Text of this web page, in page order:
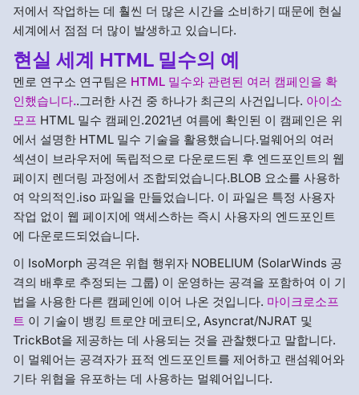
저에서 작업하는 데 훨씬 더 많은 시간을 소비하기 때문에 현실
세계에서 점점 더 많이 발생하고 있습니다.
현실 세계 HTML 밀수의 예
멘로 연구소 연구팀은 HTML 밀수와 관련된 여러 캠페인을 확
인했습니다..그러한 사건 중 하나가 최근의 사건입니다. 아이소
모프 HTML 밀수 캠페인.2021년 여름에 확인된 이 캠페인은 위
에서 설명한 HTML 밀수 기술을 활용했습니다.멀웨어의 여러
섹션이 브라우저에 독립적으로 다운로드된 후 엔드포인트의 웹
페이지 렌더링 과정에서 조합되었습니다.BLOB 요소를 사용하
여 악의적인.iso 파일을 만들었습니다. 이 파일은 특정 사용자
작업 없이 웹 페이지에 액세스하는 즉시 사용자의 엔드포인트
에 다운로드되었습니다.
이 IsoMorph 공격은 위협 행위자 NOBELIUM (SolarWinds 공
격의 배후로 추정되는 그룹) 이 운영하는 공격을 포함하여 이 기
법을 사용한 다른 캠페인에 이어 나온 것입니다. 마이크로소프
트 이 기술이 뱅킹 트로얀 메코티오, Asyncrat/NJRAT 및
TrickBot을 제공하는 데 사용되는 것을 관찰했다고 말합니다.
이 멀웨어는 공격자가 표적 엔드포인트를 제어하고 랜섬웨어와
기타 위협을 유포하는 데 사용하는 멀웨어입니다.